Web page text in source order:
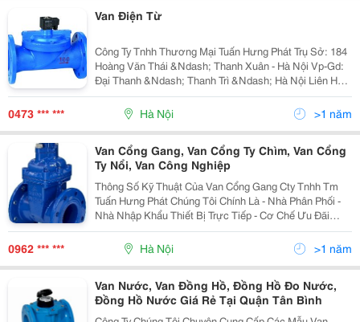
Van Điện Từ
Công Ty Tnhh Thương Mại Tuấn Hưng Phát Trụ Sở: 184
Hoàng Văn Thái &Ndash; Thanh Xuân - Hà Nội Vp-Gd:
Đại Thanh &Ndash; Thanh Trì &Ndash; Hà Nội Liên Hệ:
Mr Tuấn - Phòng Kinh Doanh
0473 *** *** Hà Nội >1 năm
Van Cổng Gang, Van Cổng Ty Chìm, Van Cổng
Ty Nổi, Van Công Nghiệp
Thông Số Kỹ Thuật Của Van Cổng Gang Cty Tnhh Tm
Tuấn Hưng Phát Chúng Tôi Chính Là - Nhà Phân Phối -
Nhà Nhập Khẩu Thiết Bị Trực Tiếp - Cơ Chế Ưu Đãi
Nhất - Dịch Vụ Tốt Nhất Chuyên Cung Cấ
0962 *** *** Hà Nội >1 năm
Van Nước, Van Đồng Hồ, Đồng Hồ Đo Nước,
Đồng Hồ Nước Giá Rẻ Tại Quận Tân Bình